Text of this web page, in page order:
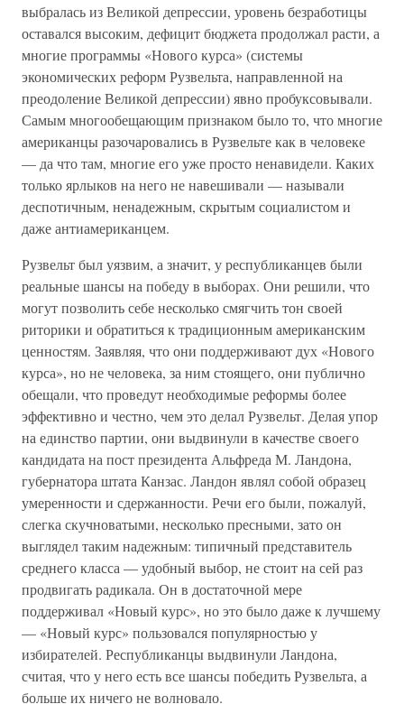
выбралась из Великой депрессии, уровень безработицы
оставался высоким, дефицит бюджета продолжал расти, а
многие программы «Нового курса» (системы
экономических реформ Рузвельта, направленной на
преодоление Великой депрессии) явно пробуксовывали.
Самым многообещающим признаком было то, что многие
американцы разочаровались в Рузвельте как в человеке
— да что там, многие его уже просто ненавидели. Каких
только ярлыков на него не навешивали — называли
деспотичным, ненадежным, скрытым социалистом и
даже антиамериканцем.
Рузвельт был уязвим, а значит, у республиканцев были
реальные шансы на победу в выборах. Они решили, что
могут позволить себе несколько смягчить тон своей
риторики и обратиться к традиционным американским
ценностям. Заявляя, что они поддерживают дух «Нового
курса», но не человека, за ним стоящего, они публично
обещали, что проведут необходимые реформы более
эффективно и честно, чем это делал Рузвельт. Делая упор
на единство партии, они выдвинули в качестве своего
кандидата на пост президента Альфреда М. Ландона,
губернатора штата Канзас. Ландон являл собой образец
умеренности и сдержанности. Речи его были, пожалуй,
слегка скучноватыми, несколько пресными, зато он
выглядел таким надежным: типичный представитель
среднего класса — удобный выбор, не стоит на сей раз
продвигать радикала. Он в достаточной мере
поддерживал «Новый курс», но это было даже к лучшему
— «Новый курс» пользовался популярностью у
избирателей. Республиканцы выдвинули Ландона,
считая, что у него есть все шансы победить Рузвельта, а
больше их ничего не волновало.